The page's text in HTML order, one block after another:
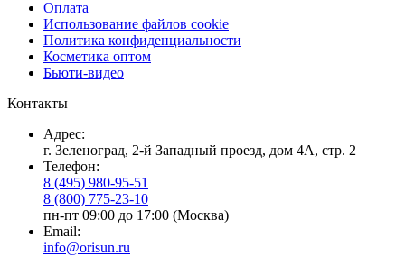
Оплата
Использование файлов cookie
Политика конфиденциальности
Косметика оптом
Бьюти-видео
Контакты
Адрес:
г. Зеленоград, 2-й Западный проезд, дом 4А, стр. 2
Телефон:
8 (495) 980-95-51
8 (800) 775-23-10
пн-пт 09:00 до 17:00 (Москва)
Email:
info@orisun.ru